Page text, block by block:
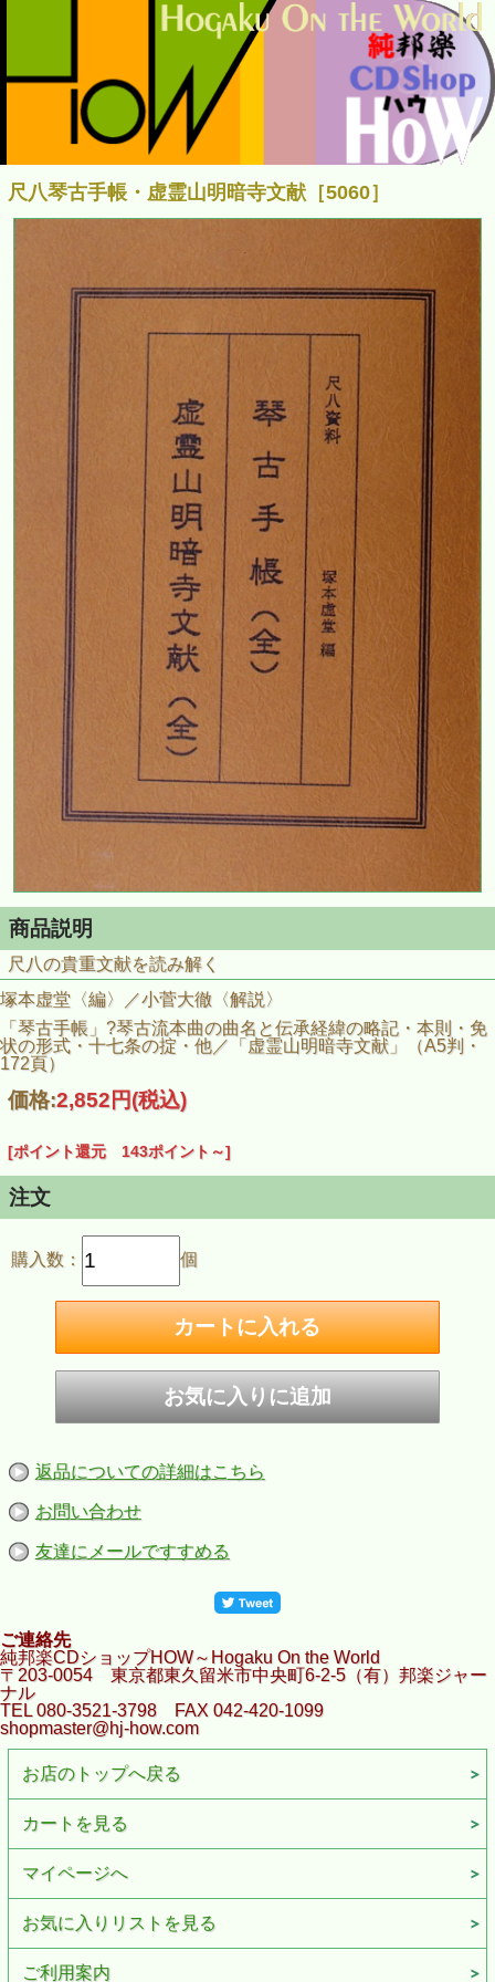
尺八琴古手帳・虚霊山明暗寺文献［5060］
商品説明
尺八の貴重文献を読み解く
塚本虚堂〈編〉／小菅大徹〈解説〉
「琴古手帳」?琴古流本曲の曲名と伝承経緯の略記・本則・免
状の形式・十七条の掟・他／「虚霊山明暗寺文献」（A5判・
172頁）
価格:2,852円(税込)
[ポイント還元 143ポイント～]
注文
購入数： 個
返品についての詳細はこちら
お問い合わせ
友達にメールですすめる
ご連絡先
純邦楽CDショップHOW～Hogaku On the World
〒203-0054 東京都東久留米市中央町6-2-5（有）邦楽ジャー
ナル
TEL 080-3521-3798 FAX 042-420-1099
shopmaster@hj-how.com
お店のトップへ戻る
カートを見る
マイページへ
お気に入りリストを見る
ご利用案内